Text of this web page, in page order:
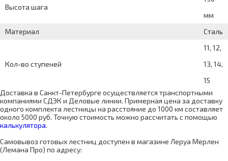
Высота шага
мм
Материал
Сталь
Кол-во ступеней
11, 12,
13, 14,
15
Доставка в Санкт-Петербурге осуществляется транспортными
компаниями СДЭК и Деловые линии. Примерная цена за доставку
одного комплекта лестницы на расстояние до 1000 км составляет
около 5000 руб. Точную стоимость можно рассчитать с помощью
калькулятора.
Самовывоз готовых лестниц доступен в магазине Леруа Мерлен
(Лемана Про) по адресу: